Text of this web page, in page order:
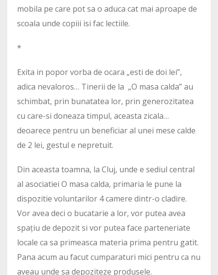
mobila pe care pot sa o aduca cat mai aproape de
scoala unde copiii isi fac lectiile.
*
Exita in popor vorba de ocara „esti de doi lei”,
adica nevaloros… Tinerii de la „O masa calda” au
schimbat, prin bunatatea lor, prin generozitatea
cu care-si doneaza timpul, aceasta zicala…
deoarece pentru un beneficiar al unei mese calde
de 2 lei, gestul e nepretuit.
Din aceasta toamna, la Cluj, unde e sediul central
al asociatiei O masa calda, primaria le pune la
dispozitie voluntarilor 4 camere dintr-o cladire.
Vor avea deci o bucatarie a lor, vor putea avea
spațiu de depozit si vor putea face parteneriate
locale ca sa primeasca materia prima pentru gatit.
Pana acum au facut cumparaturi mici pentru ca nu
aveau unde sa depoziteze produsele.